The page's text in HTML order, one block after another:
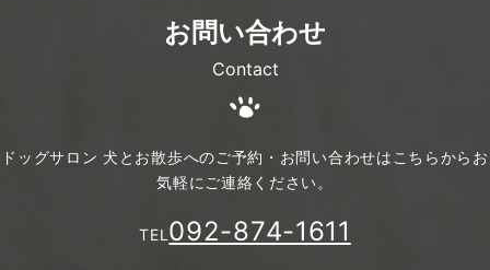
お問い合わせ
Contact
ドッグサロン 犬とお散歩へのご予約・お問い合わせは こちらからお
気軽にご連絡ください。
TEL 092-874-1611